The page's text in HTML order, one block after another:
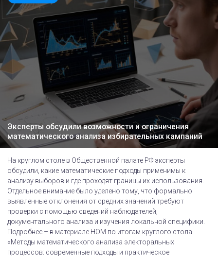
Эксперты обсудили возможности и ограничения
математического анализа избирательных кампаний
На круглом столе в Общественной палате РФ эксперты
обсудили, какие математические подходы применимы к
анализу выборов и где проходят границы их использования.
Отдельное внимание было уделено тому, что формально
выявленные отклонения от средних значений требуют
проверки с помощью сведений наблюдателей,
документального анализа и изучения локальной специфики.
Подробнее – в материале НОМ по итогам круглого стола
«Методы математического анализа электоральных
процессов: современные подходы и практическое